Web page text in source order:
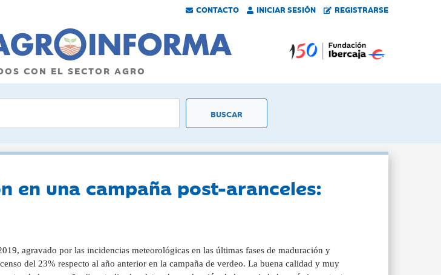
CONTACTO INICIAR SESIÓN REGISTRARSE
CON EL SECTOR AGRO
en una campaña post-aranceles:
agravado por las incidencias meteorológicas en las últimas fases de maduración y
del 23% respecto al año anterior en la campaña de verdeo. La buena calidad y muy